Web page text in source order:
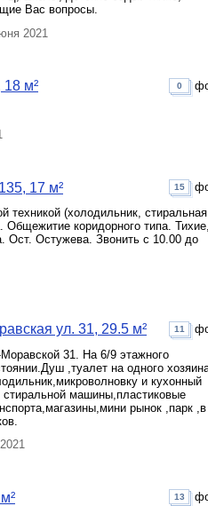
Вас вопросы.
2021
м² 0
17 м²
техникой (холодильник, стиральная
коридорного типа. Тихие,
Ост. Остужева. Звонить с 10.00 до
15
ул. 31, 29.5 м²
31. На 6/9 этажного
,туалет на одного
и кухонный
машины,пластиковые
рынок ,парк ,в
11
13